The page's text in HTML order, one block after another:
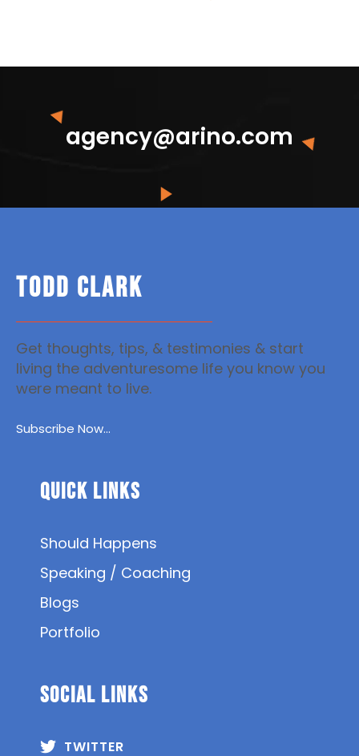
agency@arino.com
TODD CLARK
Get thoughts, tips, & testimonies & start
living the adventuresome life you know you
were meant to live.
Subscribe Now...
Quick Links
Should Happens
Speaking / Coaching
Blogs
Portfolio
SOCIAL Links
TWITTER